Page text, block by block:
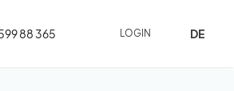
88 365 LOGIN DE